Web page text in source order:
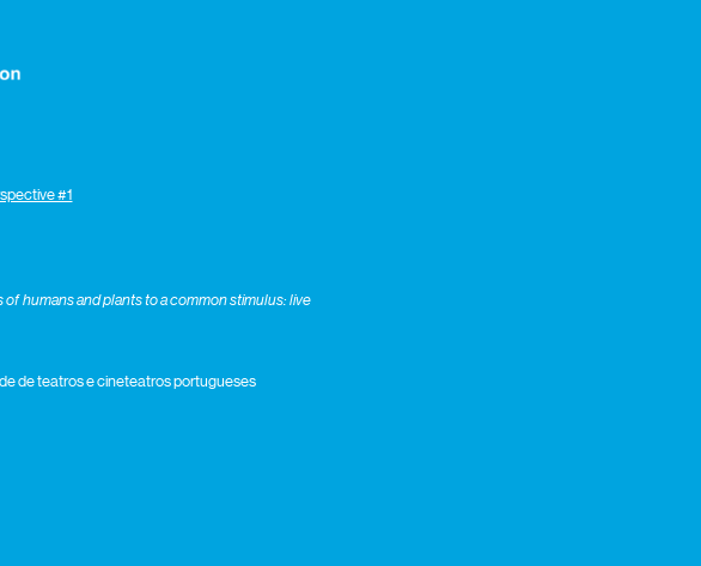
#1
humans and plants to a common stimulus: live
de teatros e cineteatros portugueses